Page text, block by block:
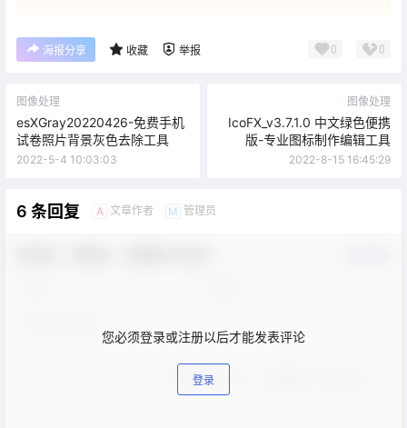
海报分享 收藏 举报 0 0
图像处理
esXGray20220426-免费手机
试卷照片背景灰色去除工具
2022-5-4 10:03:03
图像处理
IcoFX_v3.7.1.0 中文绿色便携
版-专业图标制作编辑工具
2022-8-15 16:45:29
6 条回复 A 文章作者 M 管理员
您必须登录或注册以后才能发表评论
登录